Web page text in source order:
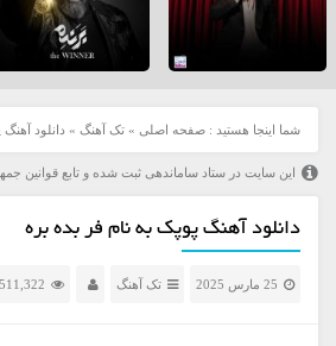
شما اینجا هستید : صفحه اصلی » تک آهنگ » دانلود
این سایت در ستاد ساماندهی ثبت شده و تابع قوانین
دانلود آهنگ پوپک به نام فر بده بره
25 مارس 2025 تک آهنگ 511,322 views